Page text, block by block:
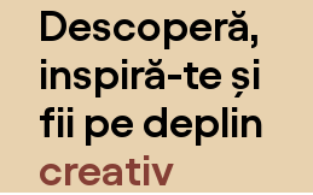
Descoperă,
inspiră-te și
fii pe deplin
creativ